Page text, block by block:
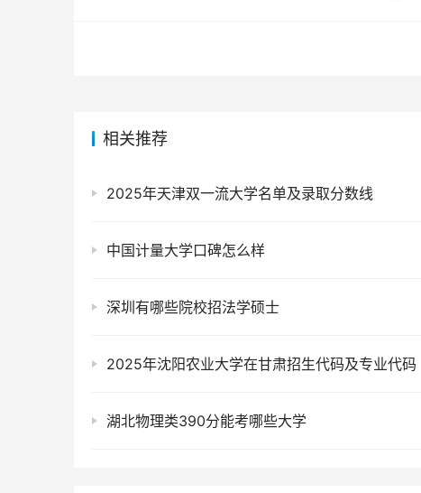
相关推荐
2025年天津双一流大学名单及录取分数线
中国计量大学口碑怎么样
深圳有哪些院校招法学硕士
2025年沈阳农业大学在甘肃招生代码及专业代码
湖北物理类390分能考哪些大学